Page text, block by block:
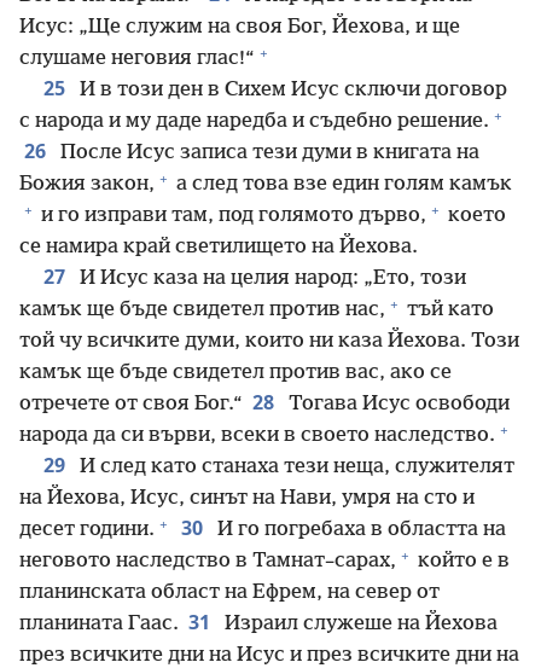
Исус: „Ще служим на своя Бог, Йехова, и ще
слушаме неговия глас!“ +
25
И в този ден в Сихем Исус сключи договор
с народа и му даде наредба и съдебно решение. +
26
После Исус записа тези думи в книгата на
Божия закон, + а след това взе един голям камък
+ и го изправи там, под голямото дърво, + което
се намира край светилището на Йехова.
27
И Исус каза на целия народ: „Ето, този
камък ще бъде свидетел против нас, + тъй като
той чу всичките думи, които ни каза Йехова. Този
камък ще бъде свидетел против вас, ако се
отречете от своя Бог.“ 28
Тогава Исус освободи
народа да си върви, всеки в своето наследство. +
29
И след като станаха тези неща, служителят
на Йехова, Исус, синът на Нави, умря на сто и
десет години. + 30
И го погребаха в областта на
неговото наследство в Тамнат–сарах, + който е в
планинската област на Ефрем, на север от
планината Гаас. 31
Израил служеше на Йехова
през всичките дни на Исус и през всичките дни на